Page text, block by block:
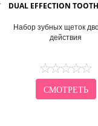
DUAL EFFECTION
Набор зубных щеток
действия
СМОТРЕТЬ